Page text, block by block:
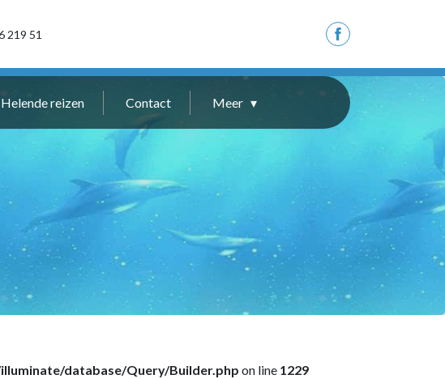
219 51
Helende reizen Contact Meer ▾
database/Query/Builder.php on line 1229